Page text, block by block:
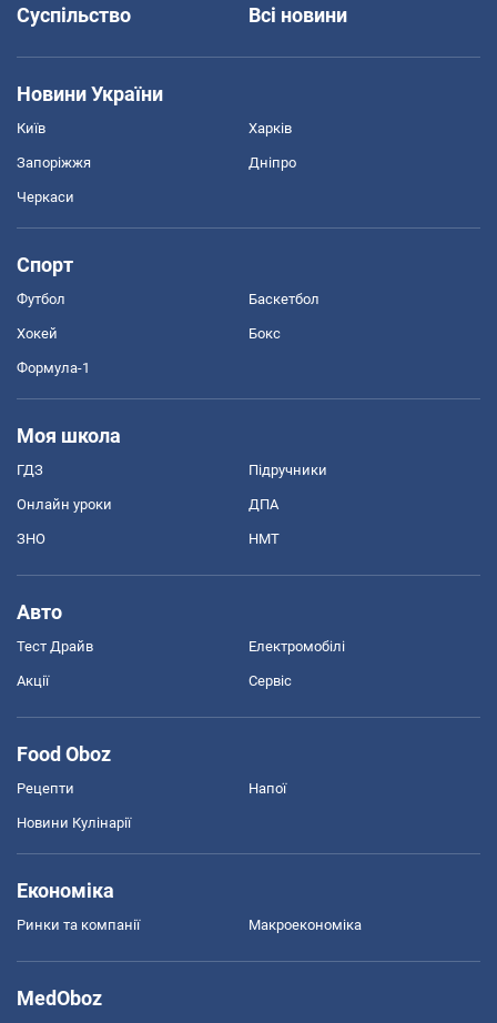
Суспільство
Всі новини
Новини України
Київ Харків
Запоріжжя Дніпро
Черкаси
Спорт
Футбол Баскетбол
Хокей Бокс
Формула-1
Моя школа
ГДЗ Підручники
Онлайн уроки ДПА
ЗНО НМТ
Авто
Тест Драйв Електромобілі
Акції Сервіс
Food Oboz
Рецепти Напої
Новини Кулінарії
Економіка
Ринки та компанії Макроекономіка
MedOboz